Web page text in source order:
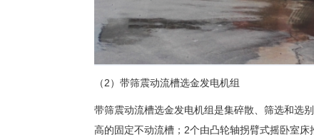
（2）带筛震动流槽选金发电机组
带筛震动流槽选金发电机组是集碎散、筛选和选
高的固定不动流槽；2个由凸轮轴拐臂式摇卧室